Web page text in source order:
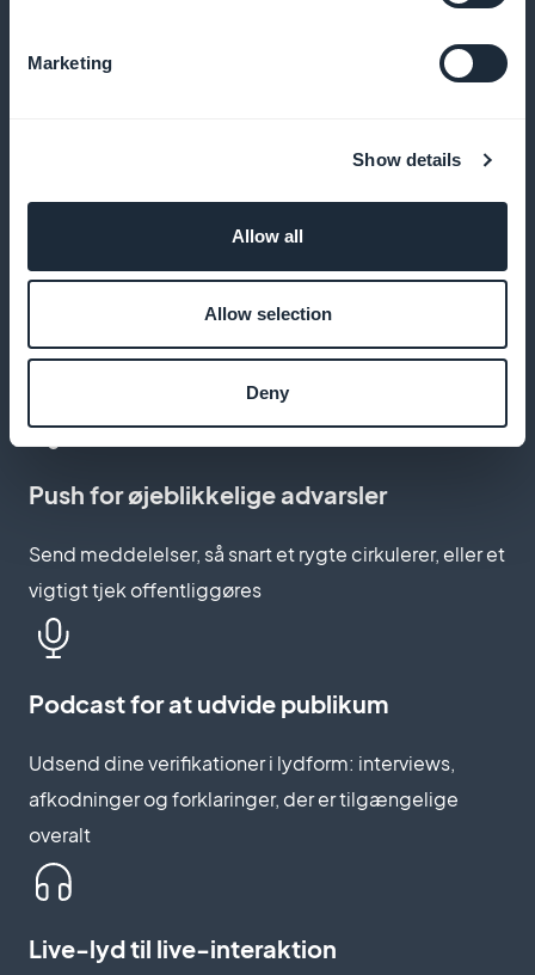
Marketing
Show details
Allow all
Allow selection
Deny
Favoritter til at finde dine checks
Læserne gemmer dine artikler for at genlæse dem
på et senere tidspunkt i forbindelse med en vigtig
undersøgelse eller afkodning
Push for øjeblikkelige advarsler
Send meddelelser, så snart et rygte cirkulerer, eller et
vigtigt tjek offentliggøres
Podcast for at udvide publikum
Udsend dine verifikationer i lydform: interviews,
afkodninger og forklaringer, der er tilgængelige
overalt
Live-lyd til live-interaktion